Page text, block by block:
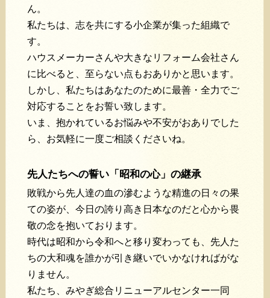
ん。
私たちは、志を共にする小企業が集った組織で
す。
ハウスメーカーさんや大きなリフォーム会社さん
に比べると、至らない点もおありかと思います。
しかし、私たちはあなたのために最善・全力でご
対応することをお誓い致します。
いま、抱かれているお悩みや不安がおありでした
ら、お気軽に一度ご相談くださいね。
先人たちへの誓い「昭和の心」の継承
敗戦から先人達の血の滲むような精進の日々の果
ての姿が、今日の誇り高き日本なのだと心から畏
敬の念を抱いております。
時代は昭和から令和へと移り変わっても、先人た
ちの大和魂を誰かが引き継いでいかなければがな
りません。
私たち、みやぎ総合リニューアルセンター一同